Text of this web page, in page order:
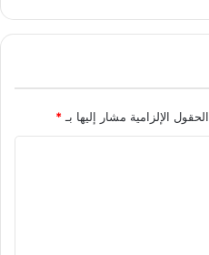
الحقول الإلزامية مشار إليها بـ*